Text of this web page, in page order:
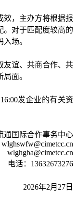
效，主办方将根据报
。对于匹配度较高的
场。
友谊、共商合作、共
面。
发企业的有关资
通国际合作事务中心
wlghswfw@cimetcc.cn
wlghgba@cimetcc.cn
电话：13632673276
2026年2月27日